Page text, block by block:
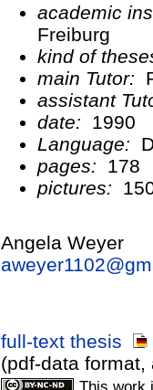
academic
Freiburg
kind of
main Tutor:
assistant
date:
1990
Language:
pages:
178
pictures:
Angela Weyer
aweyer1102@
full-text thesis
(pdf-data
This work